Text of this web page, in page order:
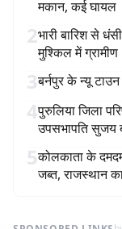
मकान, कई घायल
2भारी बारिश से
मुश्किल में ग्रामीण
3बर्नपुर के न्यू
4पुरुलिया जिला
उपसभापति सुजय
5कोलकाता के
जब्त, राजस्थान